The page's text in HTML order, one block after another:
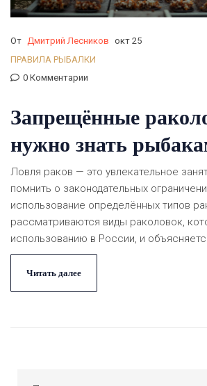
От Дмитрий Лесников окт 25
ПРАВИЛА РЫБАЛКИ
0 Комментарии
Запрещённые
нужно знать
Ловля раков — это увлекательное
помнить о законодательных
использование определённых типов
рассматриваются виды раколовок,
использованию в России, и
могут нанести вред окружающей
читатели узнают о штрафах,
нарушение этих правил, и получат
Читать далее